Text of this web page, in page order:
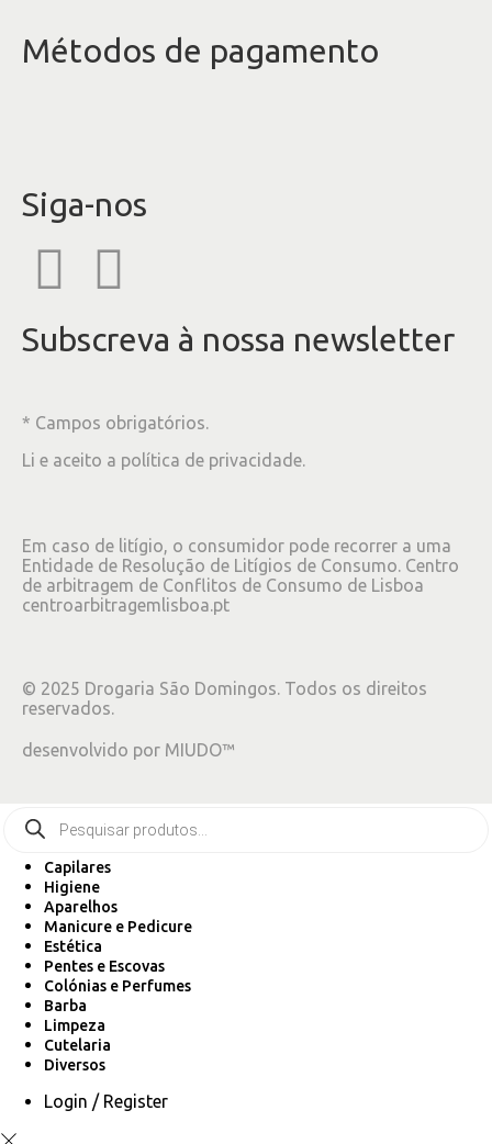
Métodos de pagamento
Siga-nos
Subscreva à nossa newsletter
* Campos obrigatórios.
Li e aceito a política de privacidade.
Em caso de litígio, o consumidor pode recorrer a uma
Entidade de Resolução de Litígios de Consumo. Centro
de arbitragem de Conflitos de Consumo de Lisboa
centroarbitragemlisboa.pt
© 2025 Drogaria São Domingos. Todos os direitos
reservados.
desenvolvido por MIUDO™
Capilares
Higiene
Aparelhos
Manicure e Pedicure
Estética
Pentes e Escovas
Colónias e Perfumes
Barba
Limpeza
Cutelaria
Diversos
Login / Register